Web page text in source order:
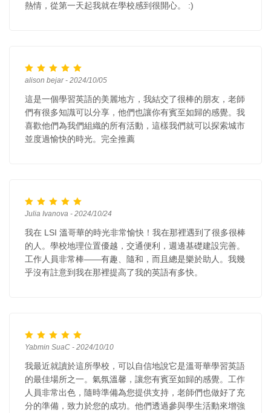
熱情，從第一天起我就在學校感到很開心。 :)
alison bejar - 2024/10/05
這是一個學習英語的美麗地方，我結交了很棒的朋友，老師
們有很多知識可以分享，他們也讓你有賓至如歸的感覺。我
喜歡他們為我們組織的所有活動，這樣我們就可以探索城市
並度過愉快的時光。完全推薦
Julia Ivanova - 2024/10/24
我在 LSI 溫哥華的時光非常愉快！我在那裡遇到了很多很棒
的人。學校地理位置優越，交通便利，週邊基礎建設完善。
工作人員非常棒——有趣、隨和，而且總是樂於助人。我幾
乎沒有註意到我在那裡提高了我的英語有多快。
Yabmin SuaC - 2024/10/10
我最近就讀於這所學校，可以自信地說它是溫哥華學習英語
的最佳場所之一。氣氛溫馨，讓您有賓至如歸的感覺。工作
人員非常出色，隨時準備為您提供支持，老師們也做好了充
分的準備，致力於您的成功。他們透過參與學生活動來增強